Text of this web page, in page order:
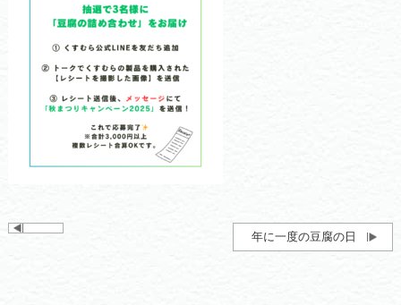
年に一度の豆腐の日